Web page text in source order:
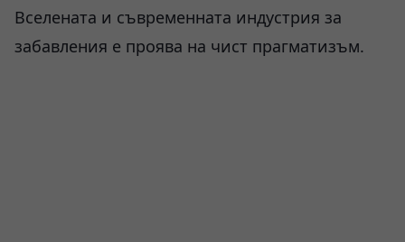
Вселената и съвременната индустрия за
забавления е проява на чист прагматизъм.